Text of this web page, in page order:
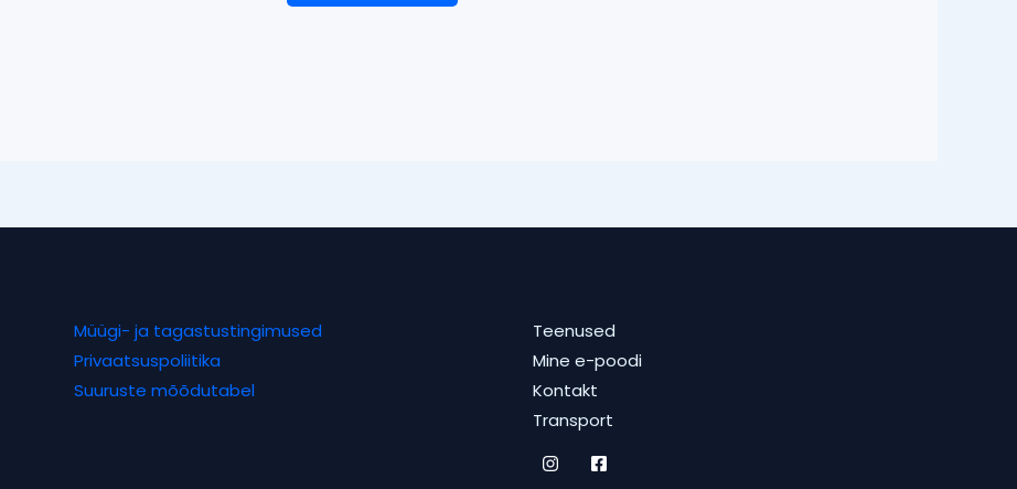
Müügi- ja tagastustingimused
Privaatsuspoliitika
Suuruste mõõdutabel
Teenused
Mine e-poodi
Kontakt
Transport